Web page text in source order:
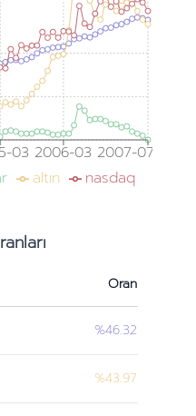
03 2006-03 2007-07
altın nasdaq
Oran
%46.32
%43.97